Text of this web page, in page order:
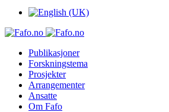
Publikasjoner
Forskningstema
Prosjekter
Arrangementer
Ansatte
Om Fafo